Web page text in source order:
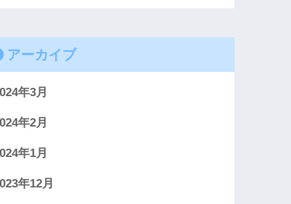
アーカイブ
年3月
年2月
年1月
年12月